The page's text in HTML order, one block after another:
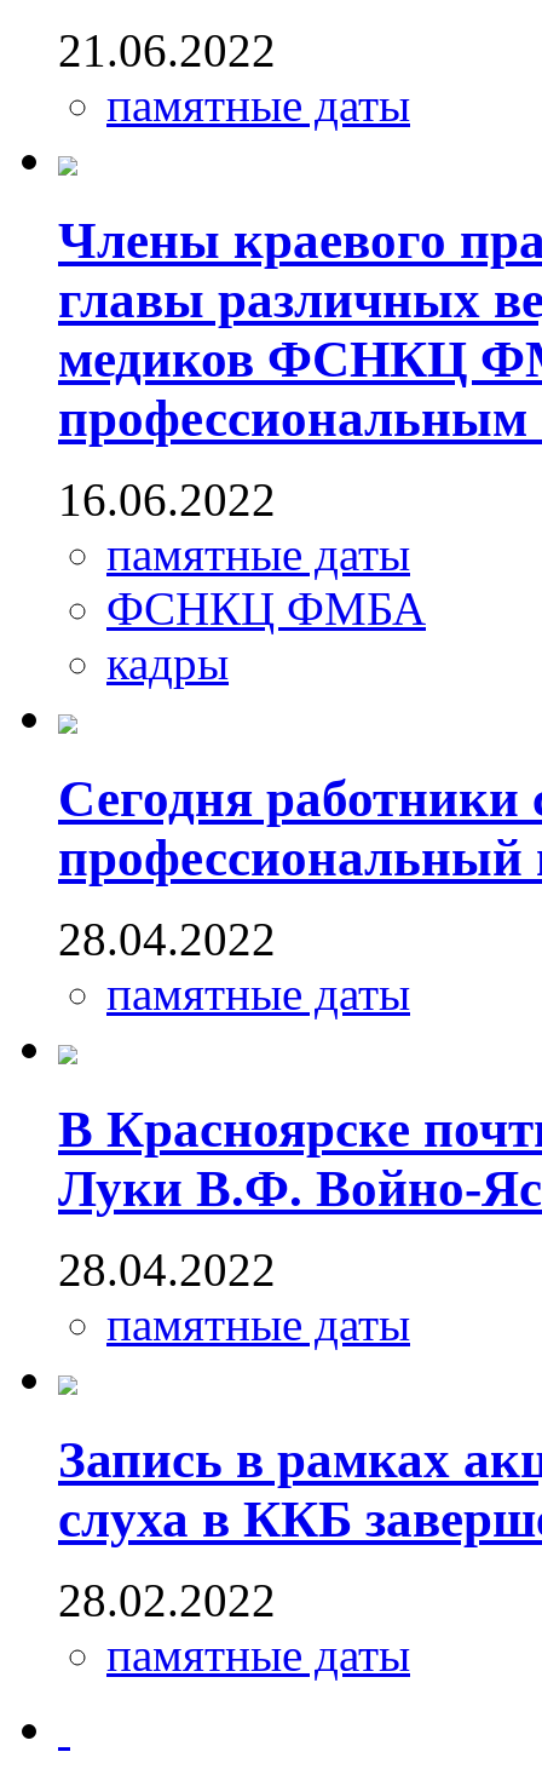
21.06.2022
памятные даты
Члены краевого
главы различных
медиков ФСНКЦ
профессиональным
16.06.2022
памятные даты
ФСНКЦ ФМБА
кадры
Сегодня
профессиональный
28.04.2022
памятные даты
В Красноярске
Луки В.Ф. Войно-
28.04.2022
памятные даты
Запись в рамках
слуха в ККБ
28.02.2022
памятные даты